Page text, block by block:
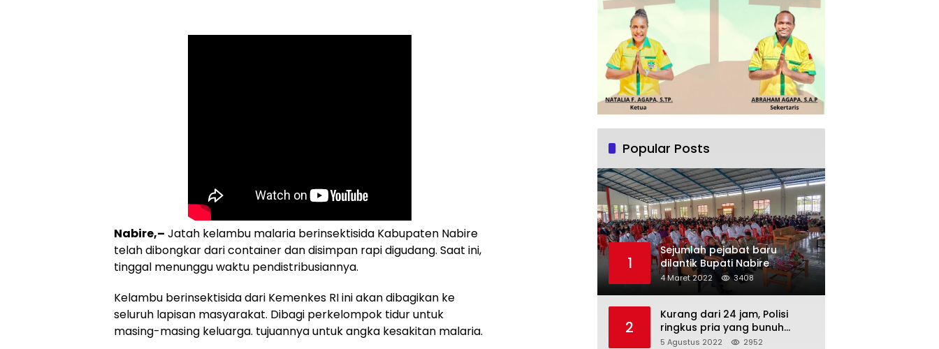
Nabire,– Jatah kelambu malaria berinsektisida Kabupaten Nabire
telah dibongkar dari container dan disimpan rapi digudang. Saat ini,
tinggal menunggu waktu pendistribusiannya.
Kelambu berinsektisida dari Kemenkes RI ini akan dibagikan ke
seluruh lapisan masyarakat. Dibagi perkelompok tidur untuk
masing-masing keluarga. tujuannya untuk angka kesakitan malaria.
Popular Posts
1
Sejumlah pejabat baru
dilantik Bupati Nabire
4 Maret 2022 3408
2
Kurang dari 24 jam, Polisi
ringkus pria yang bunuh
istrinya
5 Agustus 2022 2952